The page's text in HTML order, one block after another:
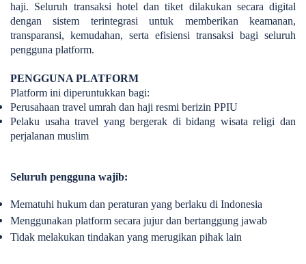
haji. Seluruh transaksi hotel dan tiket dilakukan secara digital
dengan sistem terintegrasi untuk memberikan keamanan,
transparansi, kemudahan, serta efisiensi transaksi bagi seluruh
pengguna platform.
PENGGUNA PLATFORM
Platform ini diperuntukkan bagi:
Perusahaan travel umrah dan haji resmi berizin PPIU
Pelaku usaha travel yang bergerak di bidang wisata religi dan
perjalanan muslim
Seluruh pengguna wajib:
Mematuhi hukum dan peraturan yang berlaku di Indonesia
Menggunakan platform secara jujur dan bertanggung jawab
Tidak melakukan tindakan yang merugikan pihak lain